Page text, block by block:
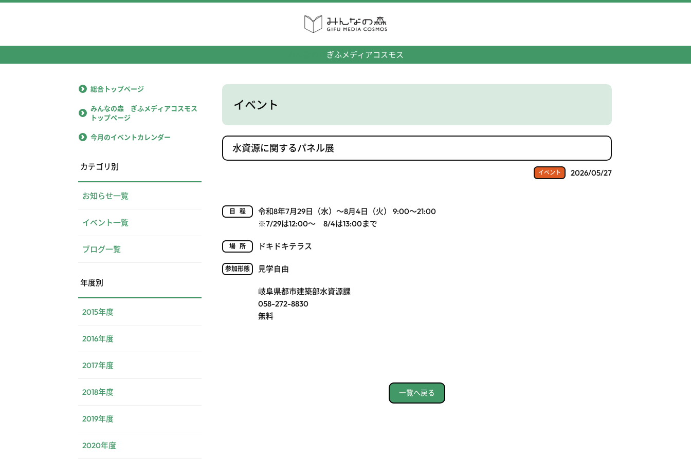
ぎふメディアコスモス
イベント
水資源に関するパネル展
イベント 2026/05/27
日程
令和8年7月29日（水）～8月4日（火） 9:00～21:00
※7/29は12:00～ 8/4は13:00まで
場所 ドキドキテラス
参加形態 見学自由
岐阜県都市建築部水資源課
058-272-8830
無料
一覧へ戻る
総合トップページ
みんなの森 ぎふメディアコスモス
トップページ
今月のイベントカレンダー
カテゴリ別
お知らせ一覧
イベント一覧
ブログ一覧
年度別
2015年度
2016年度
2017年度
2018年度
2019年度
2020年度